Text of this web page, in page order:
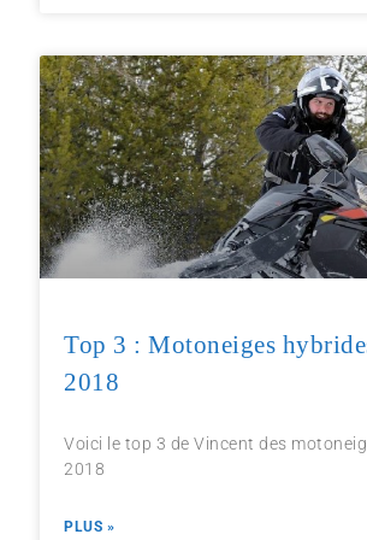
Top 3 : Motoneiges
2018
Voici le top 3 de Vincent des
2018
PLUS »